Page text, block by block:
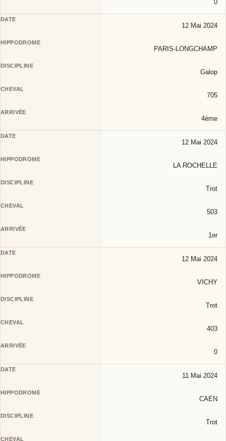
0
12 Mai 2024
PARIS-LONGCHAMP
Galop
705
4éme
12 Mai 2024
LA ROCHELLE
Trot
503
1er
12 Mai 2024
VICHY
Trot
403
0
11 Mai 2024
CAEN
Trot